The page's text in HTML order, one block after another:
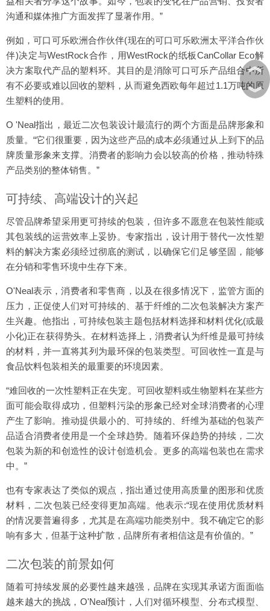
沟通和媒体推广方面发挥了显著作用。”
例如，可口可乐欧洲合作伙伴(现在的可口可乐欧洲太平洋合作伙
伴)决定与WestRock合作，用WestRock的纸板CanCollar Eco解
决方案取代产品的塑料环。其目的是消除可口可乐产品组合中所
有不必要或难以回收的塑料，从而避免西欧每年超过1.1万吨的原
生塑料的使用。
O 'Neal指出，最近二次包装设计最流行的两个方面是品牌形象和
质量。“它们很重要，因为这些产品的成本必须通过从上到下的品
牌质量形象来支撑。消费者的影响力会以较高的价格，推动特殊
产品类别的整体销售。”
可持续、高端设计的兴起
尽管品牌希望采用更可持续的包装，但许多不愿意在包装性能或
其包装线的运营效率上妥协。专家指出，设计用于替代一次性塑
料的解决方案必须经过彻底的测试，以确保它们足够坚固，能够
在分销和零售环境中生存下来。
O'Neal表示，消费者和零售商，以及在很多情况下，监管方面的
压力，正促使人们对可持续的、基于纤维的二次包装解决方案产
生兴趣。他指出，可持续包装主题包括材料选择和材料优化(或最
小化)正在获得势头。在材料选择上，消费者认为纤维是最可持续
的材料，并一直将其列为最环保的包装类型。可回收性一直是与
食品饮料包装相关的最重要的环境因素。
“难回收的一次性塑料正在失宠。可回收塑料或生物塑料在某些方
面可能会取得成功，但塑料污染的形象已经对全球消费者的心理
产生了影响。推动提供最小的、可持续的、纤维为基础的包装产
品适合消费者使用是一个全球趋势。随着环保趋势的持续，二次
包装为新的和创造性的设计创造机会。更多的高端包装也在需求
中。”
也有专家表达了类似的观点，指出通过使用高质量的图形和优质
材料，二次包装已经变得更加高端。他表示:“现在使用优质材料
的情况要普遍得多，尤其是在高端功能类别中。我不确定它的影
响有多大，但基于这种扩散，品牌所有者相信这是有价值的。”
二次包装的前景如何
随着可持续发展的必要性越来越强，品牌在实现其承诺方面面临
越来越大的挑战，O'Neal预计，人们对循环模型、分布式模型、
︽
︾